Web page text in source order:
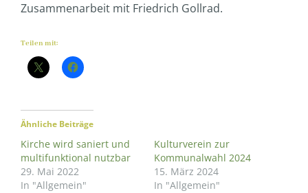
Zusammenarbeit mit Friedrich Gollrad.
Teilen mit:
Ähnliche Beiträge
Kirche wird saniert und
multifunktional nutzbar
29. Mai 2022
In "Allgemein"
Kulturverein zur
Kommunalwahl 2024
15. März 2024
In "Allgemein"